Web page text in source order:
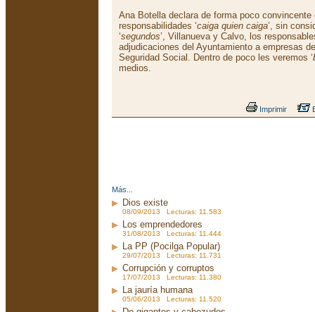
Ana Botella declara de forma poco convincente
responsabilidades ‘caiga quien caiga’, sin
‘segundos’, Villanueva y Calvo, los
adjudicaciones del Ayuntamiento a empresas
Seguridad Social. Dentro de poco les veremos ‘
medios.
Imprimir
Más...
Dios existe
08/09/2013 Lecturas: 11.583
Los emprendedores
31/08/2013 Lecturas: 11.444
La PP (Pocilga Popular)
29/07/2013 Lecturas: 11.731
Corrupción y corruptos
17/07/2013 Lecturas: 11.380
La jauría humana
05/06/2013 Lecturas: 11.520